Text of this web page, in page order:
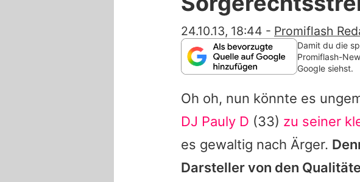
24.10.13, 18:44 - Promiflash
Damit du die
Promiflash-
Google siehst.
Oh oh, nun könnte es
DJ Pauly D (33) zu seiner
es gewaltig nach Ärger.
Darsteller von den